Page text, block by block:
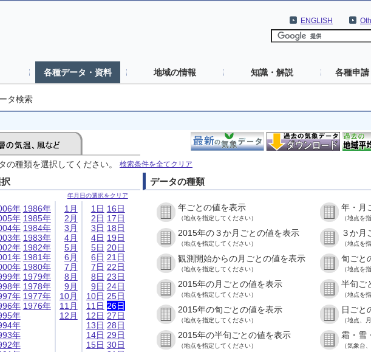
ENGLISH
各種データ・資料 地域の情報 知識・解説 各種申
タ検索
種類を選択してください。 検索条件を全てクリア
年月日の選択をクリア
年
年
年
年
年
年
年
年
年
年
年
年
年
年
年
1986年
1985年
1984年
1983年
1982年
1981年
1980年
1979年
1978年
1977年
1976年
1月
2月
3月
4月
5月
6月
7月
8月
9月
10月
11月
12月
1日
2日
3日
4日
5日
6日
7日
8日
9日
10日
11日
12日
13日
14日
15日
16日
17日
18日
19日
20日
21日
22日
23日
24日
25日
26日
27日
28日
29日
30日
データの種類
年ごとの値を表示
（地点を指定してください）
年・月
（地点を
2015年の３か月ごとの値を表示
（地点を指定してください）
３か月
（地点を
観測開始からの月ごとの値を表示
（地点を指定してください）
旬ごと
（地点を
2015年の月ごとの値を表示
（地点を指定してください）
半旬ご
（地点を
2015年の旬ごとの値を表示
（地点を指定してください）
日ごと
（地点、
2015年の半旬ごとの値を表示
（地点を指定してください）
霜・雪
（気象台